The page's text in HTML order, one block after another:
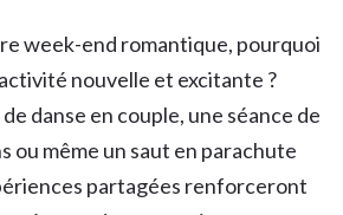
week-end romantique, pourquoi
nouvelle et excitante ?
danse en couple, une séance de
ou même un saut en parachute
partagées renforceront